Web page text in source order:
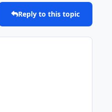
Reply to this topic